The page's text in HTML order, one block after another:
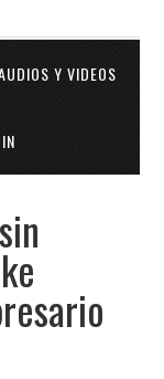
Y VIDEOS